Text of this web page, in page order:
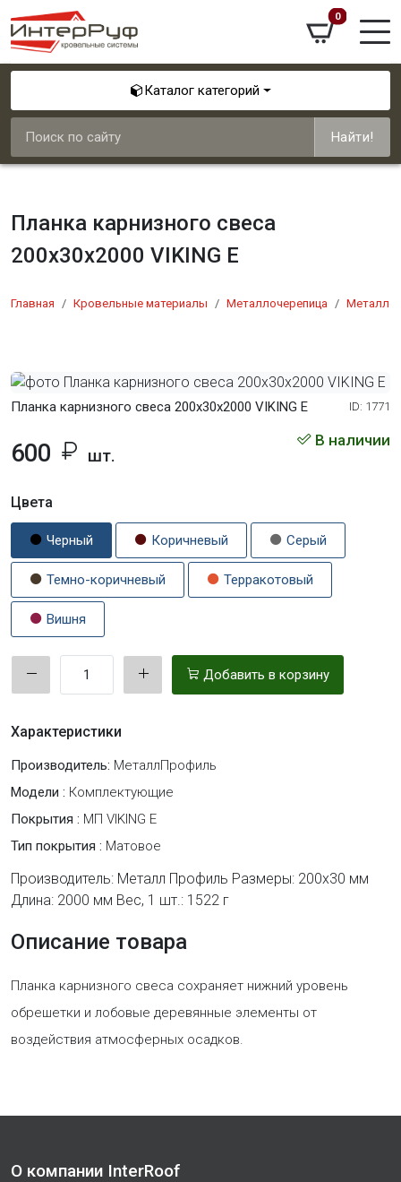
0
Каталог категорий
Найти!
Планка карнизного свеса
200х30х2000 VIKING E
Главная Кровельные материалы Металлочерепица
Планка карнизного свеса 200х30х2000 VIKING E ID: 1771
В наличии
600 шт.
Цвета
Черный Коричневый Серый
Темно-коричневый Терракотовый
Вишня
Добавить в корзину
Характеристики
Производитель: МеталлПрофиль
Модели : Комплектующие
Покрытия : МП VIKING E
Тип покрытия : Матовое
Производитель: Металл Профиль Размеры: 200х30 мм
Длина: 2000 мм Вес, 1 шт.: 1522 г
Описание товара
Планка карнизного свеса сохраняет нижний уровень
обрешетки и лобовые деревянные элементы от
воздействия атмосферных осадков.
О компании InterRoof